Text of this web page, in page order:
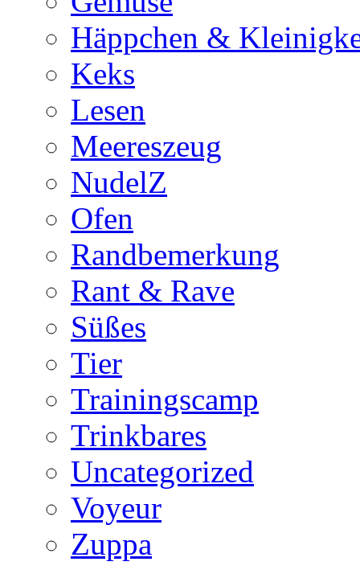
Häppchen &
Keks
Lesen
Meereszeug
NudelZ
Ofen
Randbemerkung
Rant & Rave
Süßes
Tier
Trainingscamp
Trinkbares
Uncategorized
Voyeur
Zuppa